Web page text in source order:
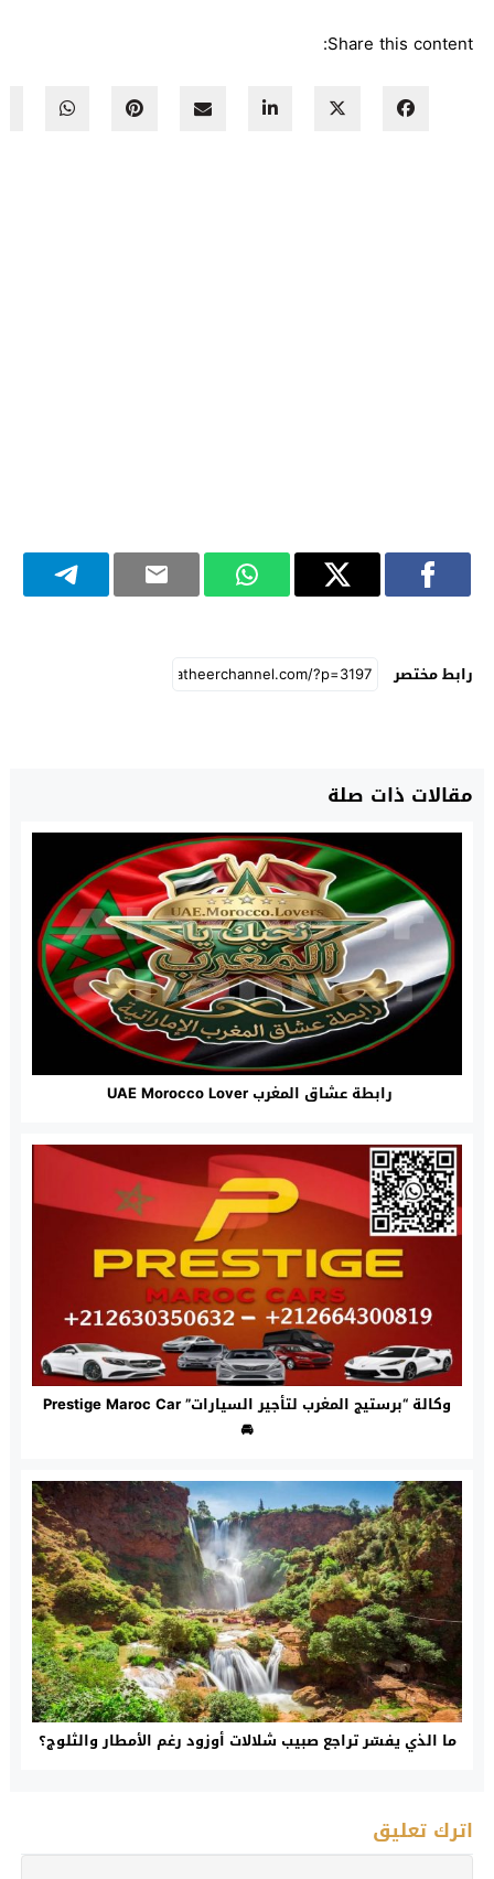
Share this content:
رابط مختصر
مقالات ذات صلة
رابطة عشاق المغرب UAE Morocco Lover
وكالة “برستيج المغرب لتأجير السيارات” Prestige Maroc Car
🚘
ما الذي يفسّر تراجع صبيب شلالات أوزود رغم الأمطار والثلوج؟
اترك تعليق